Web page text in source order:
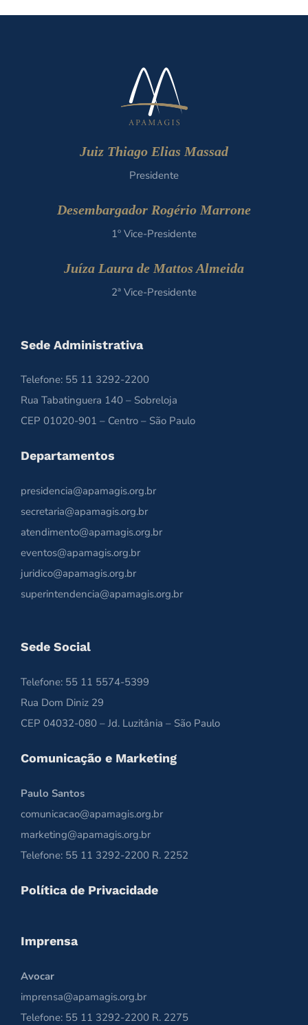
Juiz Thiago Elias Massad
Presidente
Desembargador Rogério Marrone
1º Vice-Presidente
Juíza Laura de Mattos Almeida
2ª Vice-Presidente
Sede Administrativa
Telefone: 55 11 3292-2200
Rua Tabatinguera 140 – Sobreloja
CEP 01020-901 – Centro – São Paulo
Departamentos
presidencia@apamagis.org.br
secretaria@apamagis.org.br
atendimento@apamagis.org.br
eventos@apamagis.org.br
juridico@apamagis.org.br
superintendencia@apamagis.org.br
Sede Social
Telefone: 55 11 5574-5399
Rua Dom Diniz 29
CEP 04032-080 – Jd. Luzitânia – São Paulo
Comunicação e Marketing
Paulo Santos
comunicacao@apamagis.org.br
marketing@apamagis.org.br
Telefone: 55 11 3292-2200 R. 2252
Política de Privacidade
Imprensa
Avocar
imprensa@apamagis.org.br
Telefone: 55 11 3292-2200 R. 2275